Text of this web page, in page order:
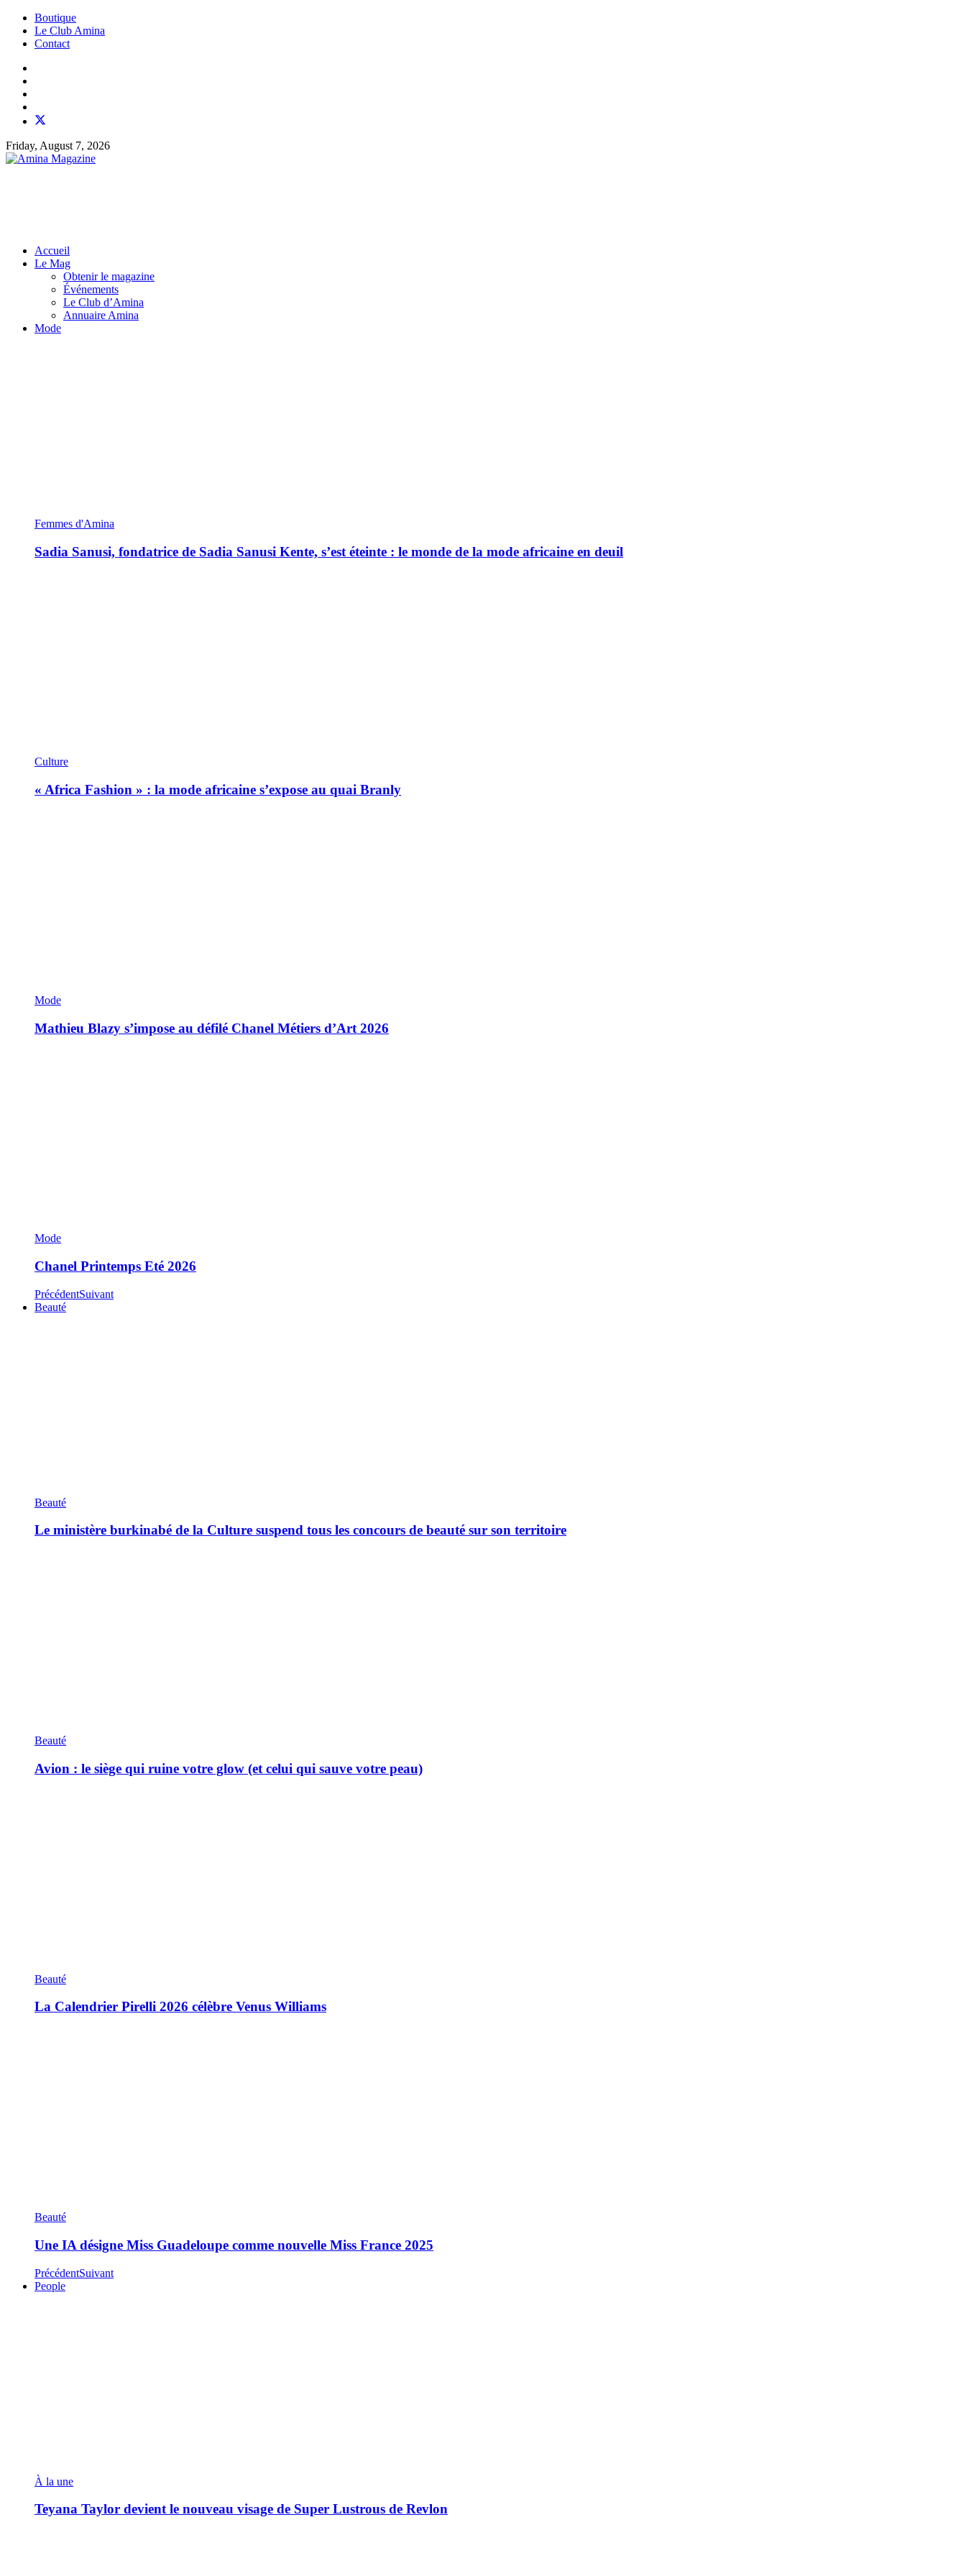
Boutique
Le Club Amina
Contact
Friday, August 7, 2026
Accueil
Le Mag
Obtenir le magazine
Événements
Le Club d’Amina
Annuaire Amina
Mode
Femmes d'Amina
Sadia Sanusi, fondatrice de Sadia Sanusi Kente, s’est éteinte : le monde de la mode africaine en deuil
Culture
« Africa Fashion » : la mode africaine s’expose au quai Branly
Mode
Mathieu Blazy s’impose au défilé Chanel Métiers d’Art 2026
Mode
Chanel Printemps Eté 2026
PrécédentSuivant
Beauté
Beauté
Le ministère burkinabé de la Culture suspend tous les concours de beauté sur son territoire
Beauté
Avion : le siège qui ruine votre glow (et celui qui sauve votre peau)
Beauté
La Calendrier Pirelli 2026 célèbre Venus Williams
Beauté
Une IA désigne Miss Guadeloupe comme nouvelle Miss France 2025
PrécédentSuivant
People
À la une
Teyana Taylor devient le nouveau visage de Super Lustrous de Revlon